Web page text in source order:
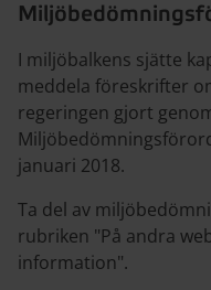
I miljöbalkens sjätte
meddela föreskrifter
regeringen gjort
januari 2018.
Ta del av
rubriken "På andra
information".